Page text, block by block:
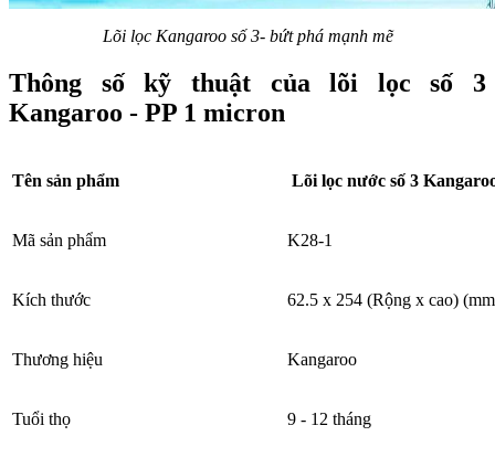
Lõi lọc Kangaroo số 3- bứt phá mạnh mẽ
Thông số kỹ thuật của lõi lọc số 3
Kangaroo - PP 1 micron
Tên sản phẩm Lõi lọc nước số 3
Mã sản phẩm K28-1
Kích thước 62.5 x 254 (Rộng x cao)
Thương hiệu Kangaroo
Tuổi thọ 9 - 12 tháng